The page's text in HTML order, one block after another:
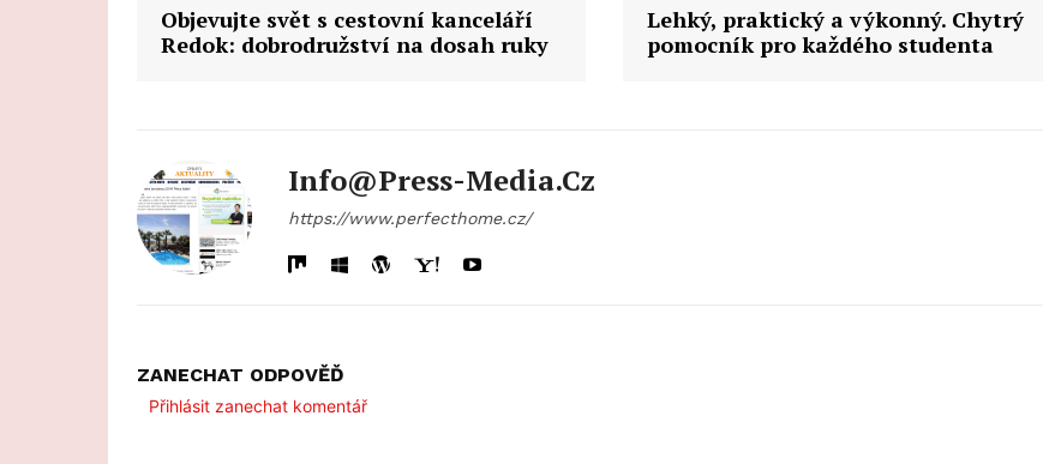
Objevujte svět s cestovní kanceláří
Redok: dobrodružství na dosah ruky
Lehký, praktický a výkonný. Chytrý
pomocník pro každého studenta
Info@press-Media.cz
https://www.perfecthome.cz/
ZANECHAT ODPOVĚĎ
Přihlásit zanechat komentář